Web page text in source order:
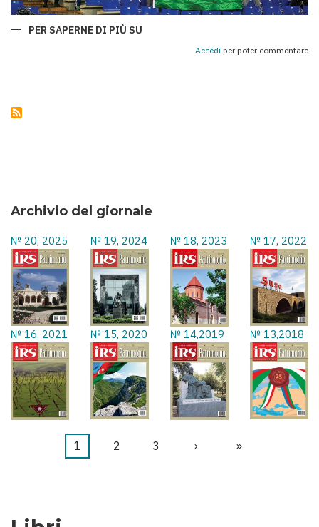
PER SAPERNE DI PIÙ SU
Accedi per poter commentare
Archivio del giornale
№ 20, 2025 № 19, 2024 № 18, 2023 № 17, 2022
№ 16, 2021 № 15, 2020 № 14,2019 № 13,2018
Paginazione
Pagina
1 Pagina
2 Pagina
3
Pagina
›
Ultima
»